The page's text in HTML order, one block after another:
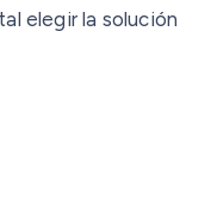
elegir la solución